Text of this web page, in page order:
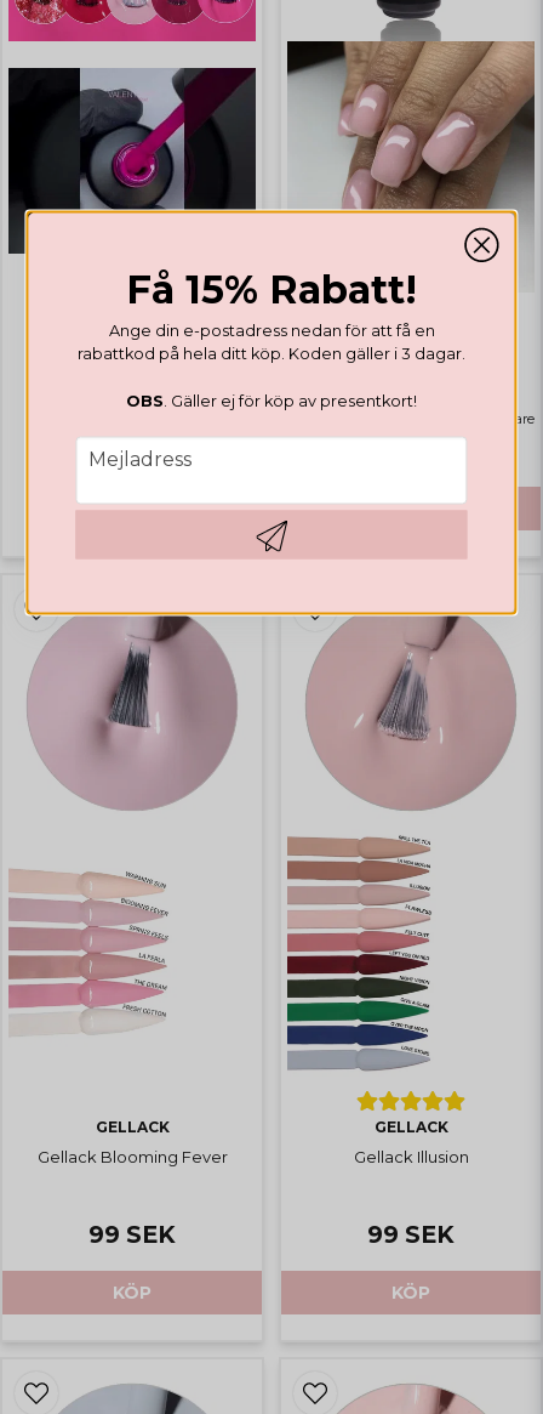
GELLACK
Valentines Collection
GELLACK
Bästsäljare
KÖP
GELLACK
Gellack Blooming Fever
99 SEK
KÖP
GELLACK
Gellack Illusion
99 SEK
KÖP
Få 15% Rabatt!
Ange din e-postadress nedan för att få en
rabattkod på hela ditt köp. Koden gäller i 3 dagar.
OBS . Gäller ej för köp av presentkort!
email
Mejladress